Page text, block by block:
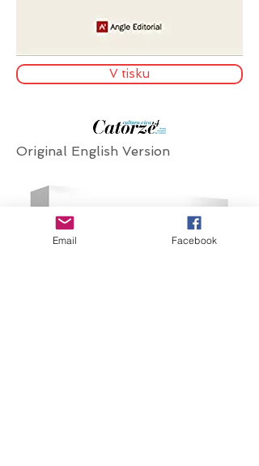
V tisku
Original English Version
Email Facebook